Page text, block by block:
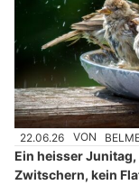
22.06.26 VON
Ein heisser
Zwitschern, kein